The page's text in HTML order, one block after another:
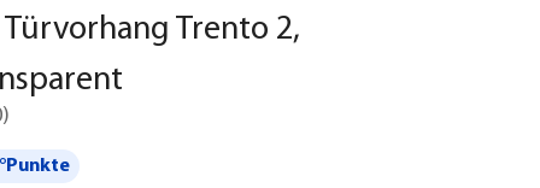
Türvorhang Trento 2,
)